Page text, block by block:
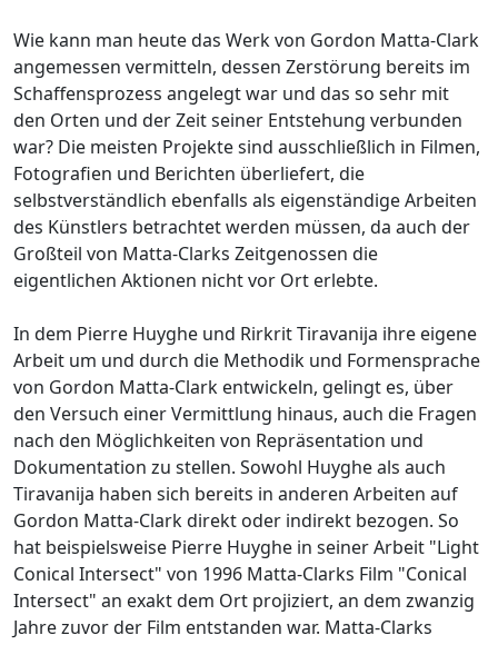
Wie kann man heute das Werk von Gordon Matta-Clark
angemessen vermitteln, dessen Zerstörung bereits im
Schaffensprozess angelegt war und das so sehr mit
den Orten und der Zeit seiner Entstehung verbunden
war? Die meisten Projekte sind ausschließlich in Filmen,
Fotografien und Berichten überliefert, die
selbstverständlich ebenfalls als eigenständige Arbeiten
des Künstlers betrachtet werden müssen, da auch der
Großteil von Matta-Clarks Zeitgenossen die
eigentlichen Aktionen nicht vor Ort erlebte.
In dem Pierre Huyghe und Rirkrit Tiravanija ihre eigene
Arbeit um und durch die Methodik und Formensprache
von Gordon Matta-Clark entwickeln, gelingt es, über
den Versuch einer Vermittlung hinaus, auch die Fragen
nach den Möglichkeiten von Repräsentation und
Dokumentation zu stellen. Sowohl Huyghe als auch
Tiravanija haben sich bereits in anderen Arbeiten auf
Gordon Matta-Clark direkt oder indirekt bezogen. So
hat beispielsweise Pierre Huyghe in seiner Arbeit "Light
Conical Intersect" von 1996 Matta-Clarks Film "Conical
Intersect" an exakt dem Ort projiziert, an dem zwanzig
Jahre zuvor der Film entstanden war. Matta-Clarks